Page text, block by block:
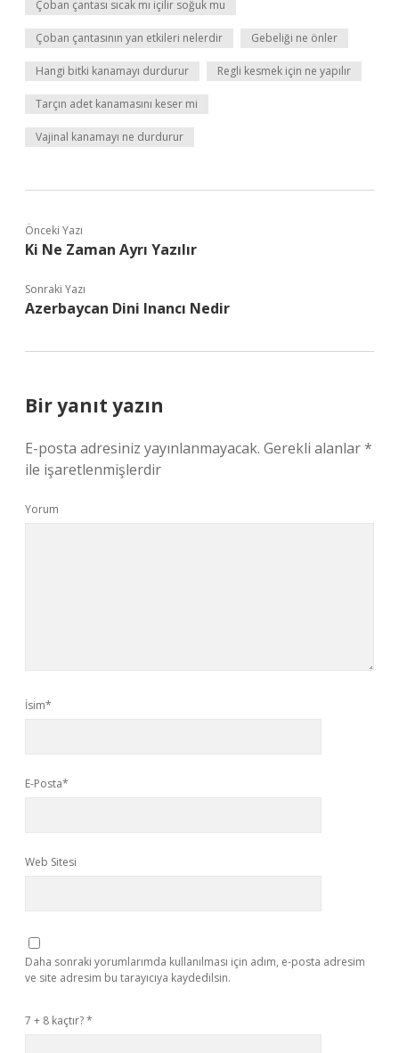
Çoban çantası sıcak mı içilir soğuk mu
Çoban çantasının yan etkileri nelerdir Gebeliği ne önler
Hangi bitki kanamayı durdurur Regli kesmek için ne yapılır
Tarçın adet kanamasını keser mi
Vajinal kanamayı ne durdurur
Önceki Yazı
Ki Ne Zaman Ayrı Yazılır
Sonraki Yazı
Azerbaycan Dini Inancı Nedir
Bir yanıt yazın
E-posta adresiniz yayınlanmayacak. Gerekli alanlar*
ile işaretlenmişlerdir
Yorum
İsim*
E-Posta*
Web Sitesi
Daha sonraki yorumlarımda kullanılması için adım, e-posta adresim
ve site adresim bu tarayıcıya kaydedilsin.
7 + 8 kaçtır?*